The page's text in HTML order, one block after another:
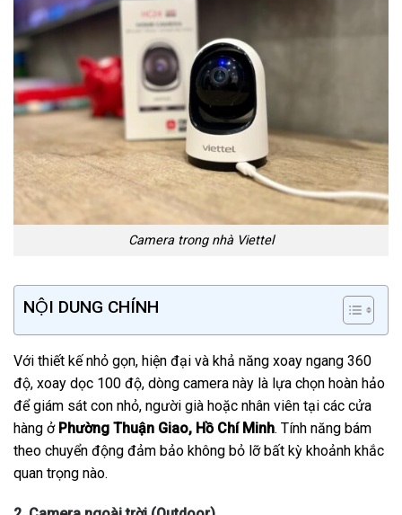
Camera trong nhà Viettel
NỘI DUNG CHÍNH
Với thiết kế nhỏ gọn, hiện đại và khả năng xoay ngang 360
độ, xoay dọc 100 độ, dòng camera này là lựa chọn hoàn hảo
để giám sát con nhỏ, người già hoặc nhân viên tại các cửa
hàng ở Phường Thuận Giao, Hồ Chí Minh. Tính năng bám
theo chuyển động đảm bảo không bỏ lỡ bất kỳ khoảnh khắc
quan trọng nào.